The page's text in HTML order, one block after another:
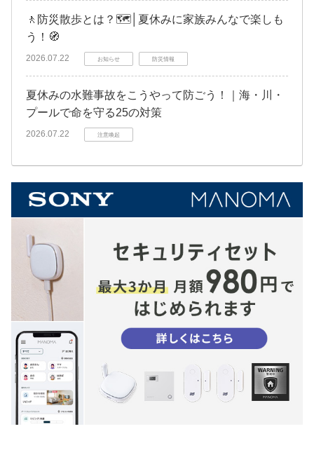
🚶防災散歩とは？🗺️│夏休みに家族みんなで楽しも
う！🧭
2026.07.22 お知らせ 防災情報
夏休みの水難事故をこうやって防ごう！｜海・川・
プールで命を守る25の対策
2026.07.22 注意喚起